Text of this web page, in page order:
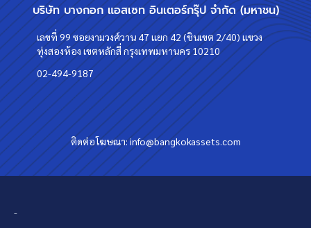
บริษัท บางกอก แอสเซท อินเตอร์กรุ๊ป จำกัด (มหาชน)
เลขที่ 99 ซอยงามวงศ์วาน 47 แยก 42 (ชินเขต 2/40) แขวง
ทุ่งสองห้อง เขตหลักสี่ กรุงเทพมหานคร 10210
02-494-9187
ติดต่อโฆษณา:info@bangkokassets.com
-